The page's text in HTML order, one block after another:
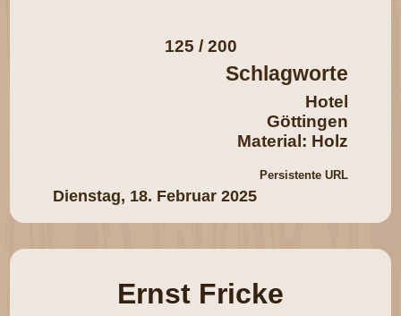
Dienstag, 18. Februar 2025
125 / 200
Schlagworte
Hotel
Göttingen
Material: Holz
Persistente URL
Ernst Fricke